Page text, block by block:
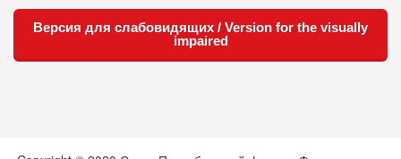
Версия для слабовидящих / Version for the visually
impaired